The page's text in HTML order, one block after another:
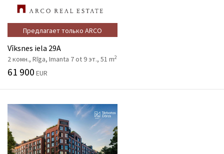
Предлагает только ARCO
Vīksnes iela 29A
2 комн., Rīga, Imanta 7 ot 9 эт., 51 m2
61 900 EUR